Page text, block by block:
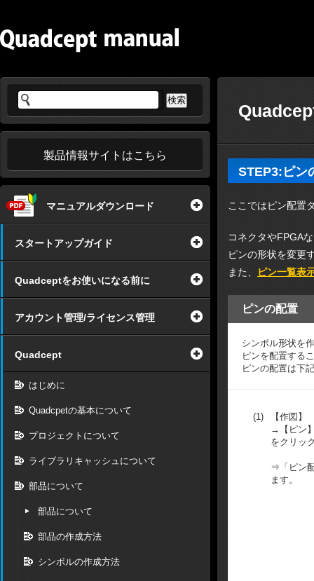
製品情報サイトはこちら
マニュアルダウンロード
スタートアップガイド
Quadceptをお使いになる前に
アカウント管理/ライセンス管理
Quadcept
はじめに
Quadcpetの基本について
プロジェクトについて
ライブラリキャッシュについて
部品について
部品について
部品の作成方法
シンボルの作成方法
STEP3:ピン
ここではピン配置
コネクタやFPGA
ピンの形状を変更
また、
ピン一覧表
ピンの配置
シンボル形状を
ピンを配置する
ピンの配置は下
(1)
【作図】
→【ピン
をクリッ
⇒「ピン
ます。